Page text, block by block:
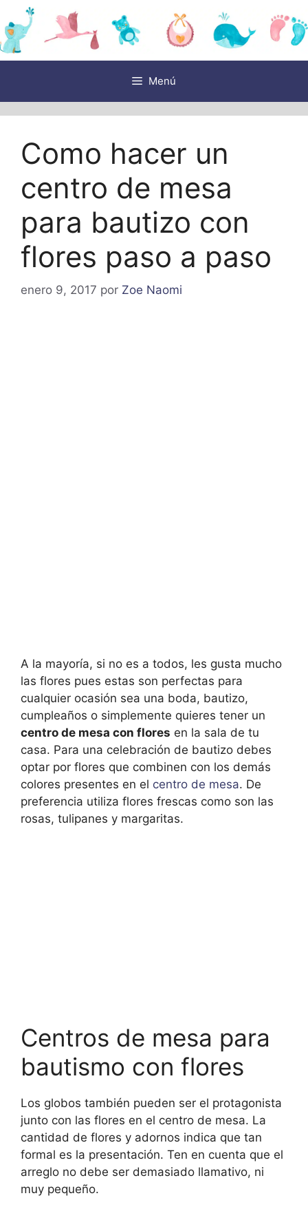
Saltar
al
contenido
Menú
Como hacer un
centro de mesa
para bautizo con
flores paso a paso
enero 9, 2017 por Zoe Naomi
A la mayoría, si no es a todos, les gusta mucho
las flores pues estas son perfectas para
cualquier ocasión sea una boda, bautizo,
cumpleaños o simplemente quieres tener un
centro de mesa con flores en la sala de tu
casa. Para una celebración de bautizo debes
optar por flores que combinen con los demás
colores presentes en el centro de mesa. De
preferencia utiliza flores frescas como son las
rosas, tulipanes y margaritas.
Centros de mesa para
bautismo con flores
Los globos también pueden ser el protagonista
junto con las flores en el centro de mesa. La
cantidad de flores y adornos indica que tan
formal es la presentación. Ten en cuenta que el
arreglo no debe ser demasiado llamativo, ni
muy pequeño.